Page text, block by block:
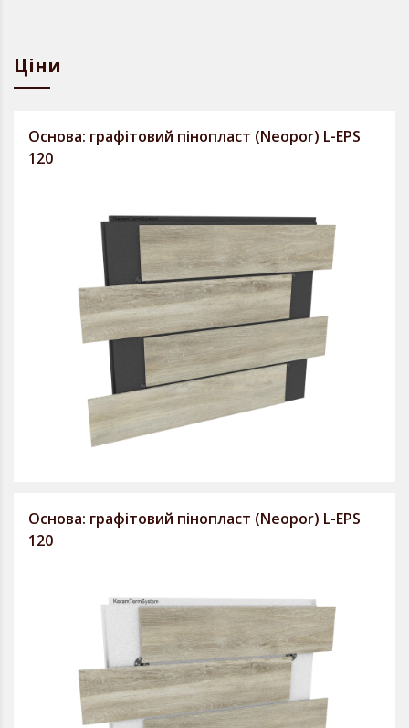
Ціни
Основа: графітовий пінопласт (Neopor) L-EPS
120
Основа: графітовий пінопласт (Neopor) L-EPS
120